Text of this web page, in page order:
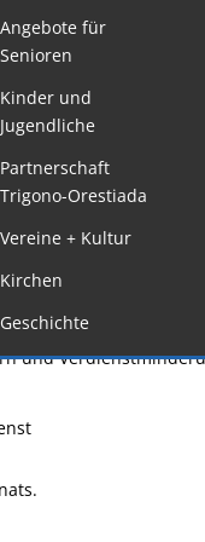
Formulare
Mängelmeldung
Winterdienst
Gutachterausschuss
Organspende
Gleichstellung
Aushang- und
Angebote für
Senioren
Kinder und
Jugendliche
Partnerschaft
Trigono-Orestiada
Vereine + Kultur
Kirchen
Geschichte
erhalten Sie von
sind.
und